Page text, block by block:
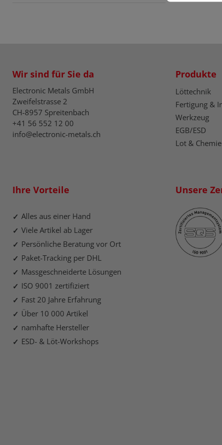
Wir sind für Sie da
Electronic Metals GmbH
Zweifelstrasse 2
CH-8957 Spreitenbach
+41 56 552 12 00
info@electronic-metals.ch
Produkte
Löttechnik
Fertigung &
Werkzeug
EGB/ESD
Lot & Chemie
Ihre Vorteile
Alles aus einer Hand
Viele Artikel ab Lager
Persönliche Beratung vor Ort
Paket-Tracking per DHL
Massgeschneiderte Lösungen
ISO 9001 zertifiziert
Fast 20 Jahre Erfahrung
Über 10 000 Artikel
namhafte Hersteller
ESD- & Löt-Workshops
Unsere